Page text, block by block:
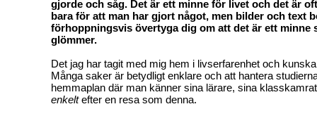
gjorde och såg. Det är ett minne för livet och det är
bara för att man har gjort något, men bilder och text
förhoppningsvis övertyga dig om att det är ett minne
glömmer.
Det jag har tagit med mig hem i livserfarenhet och
Många saker är betydligt enklare och att hantera
hemmaplan där man känner sina lärare, sina
enkeltefter en resa som denna.